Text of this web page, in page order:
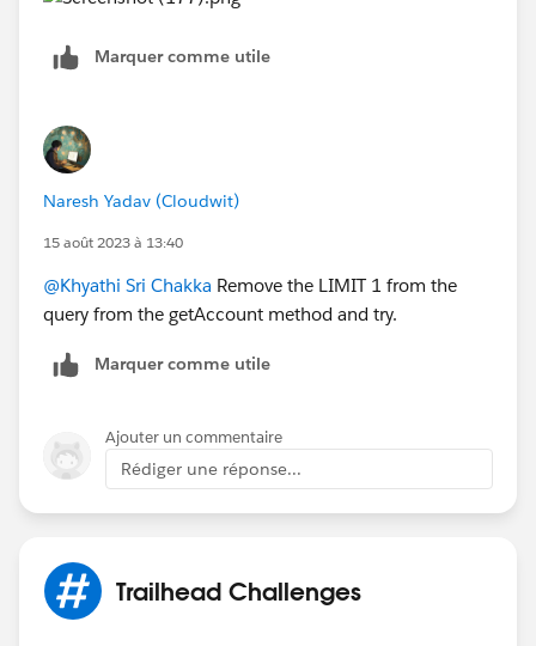
Marquer comme utile
Naresh Yadav (Cloudwit)
15 août 2023 à 13:40
@Khyathi Sri Chakka Remove the LIMIT 1 from the
query from the getAccount method and try.
Marquer comme utile
Ajouter un commentaire
Rédiger une réponse...
Trailhead Challenges